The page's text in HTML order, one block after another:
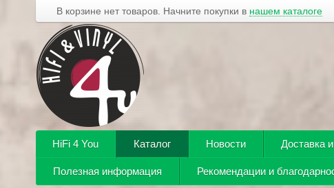
В корзине нет товаров. Начните покупки в нашем каталоге
HiFi 4 You Каталог Новости Доставка
Полезная информация Рекомендации и